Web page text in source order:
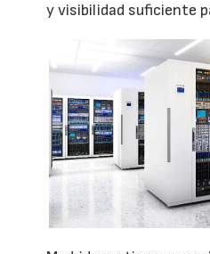
y visibilidad suficiente